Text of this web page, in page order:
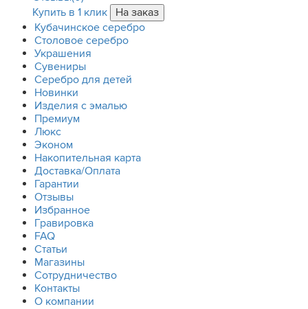
Купить в 1 клик
Кубачинское серебро
Столовое серебро
Украшения
Сувениры
Серебро для детей
Новинки
Изделия с эмалью
Премиум
Люкс
Эконом
Накопительная карта
Доставка/Оплата
Гарантии
Отзывы
Избранное
Гравировка
FAQ
Статьи
Магазины
Сотрудничество
Контакты
О компании